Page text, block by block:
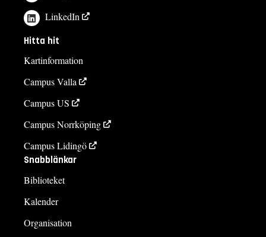
LinkedIn
Hitta hit
Kartinformation
Campus Valla
Campus US
Campus Norrköping
Campus Lidingö
Snabblänkar
Biblioteket
Kalender
Organisation